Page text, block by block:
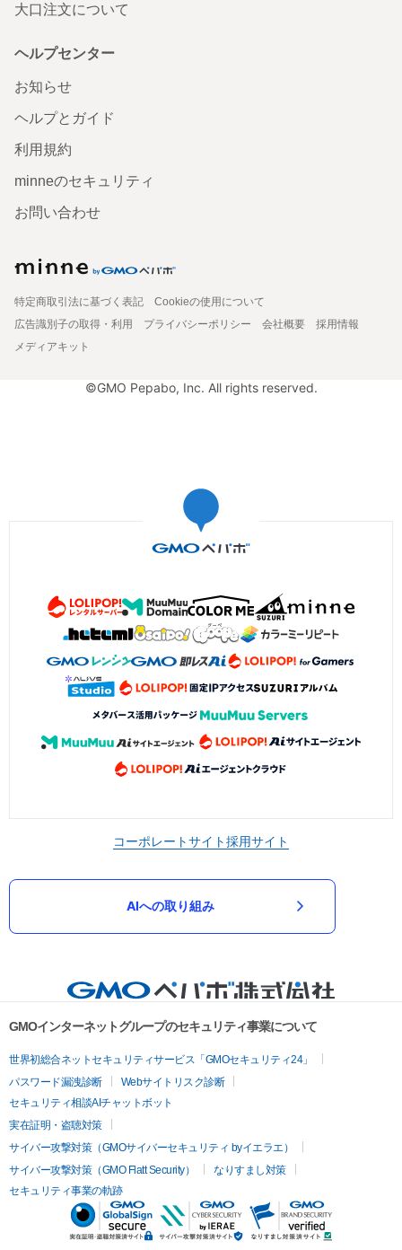
大口注文について
ヘルプセンター
お知らせ
ヘルプとガイド
利用規約
minneのセキュリティ
お問い合わせ
特定商取引法に基づく表記
Cookieの使用について
広告識別子の取得・利用
プライバシーポリシー 会社概要
採用情報
メディアキット
©GMO Pepabo, Inc. All rights reserved.
コーポレートサイト採用サイト
AIへの取り組み
GMOインターネットグループのセキュリティ事業について
世界初総合ネットセキュリティサービス「GMOセキュリティ24」
パスワード漏洩診断
Webサイトリスク診断
セキュリティ相談AIチャットボット
実在証明・盗聴対策
サイバー攻撃対策（GMOサイバーセキュリティ byイエラエ）
サイバー攻撃対策（GMO Flatt Security）
なりすまし対策
セキュリティ事業の軌跡